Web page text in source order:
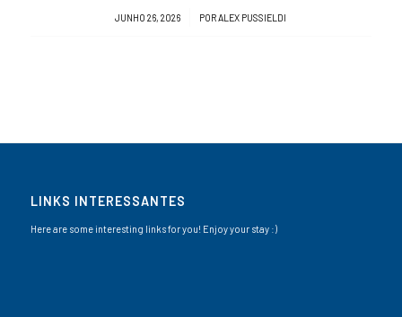
JUNHO 26, 2026
/ PORALEX PUSSIELDI
LINKS INTERESSANTES
Here are some interesting links for you! Enjoy your stay :)